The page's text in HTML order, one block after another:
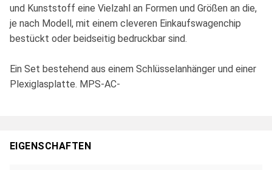
und Kunststoff eine Vielzahl an Formen und Größen an die,
je nach Modell, mit einem cleveren Einkaufswagenchip
bestückt oder beidseitig bedruckbar sind.
Ein Set bestehend aus einem Schlüsselanhänger und einer
Plexiglasplatte. MPS-AC-
EIGENSCHAFTEN